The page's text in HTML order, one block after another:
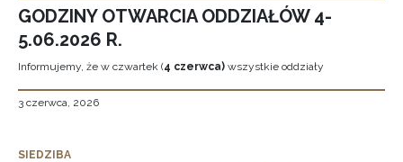
GODZINY OTWARCIA ODDZIAŁÓW 4-
5.06.2026 R.
Informujemy, że w czwartek (4 czerwca) wszystkie oddziały
3 czerwca, 2026
SIEDZIBA